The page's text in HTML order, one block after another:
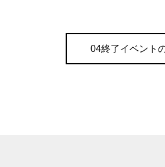
04終了イベント